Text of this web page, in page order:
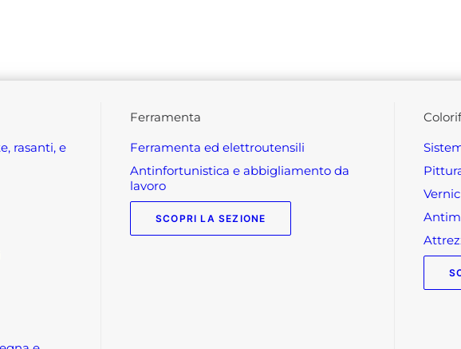
ferramenta
ferramenta ed elettroutensili
antinfortunistica e abbigliamento da
lavoro
SCOPRI LA SEZIONE